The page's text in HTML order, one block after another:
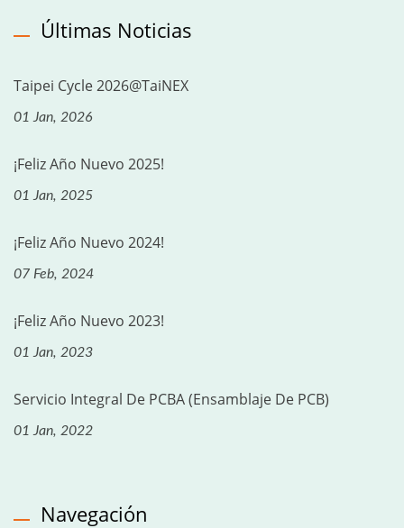
Últimas Noticias
Taipei Cycle 2026@TaiNEX
01 Jan, 2026
¡Feliz Año Nuevo 2025!
01 Jan, 2025
¡Feliz Año Nuevo 2024!
07 Feb, 2024
¡Feliz Año Nuevo 2023!
01 Jan, 2023
Servicio Integral De PCBA (ensamblaje De PCB)
01 Jan, 2022
Navegación